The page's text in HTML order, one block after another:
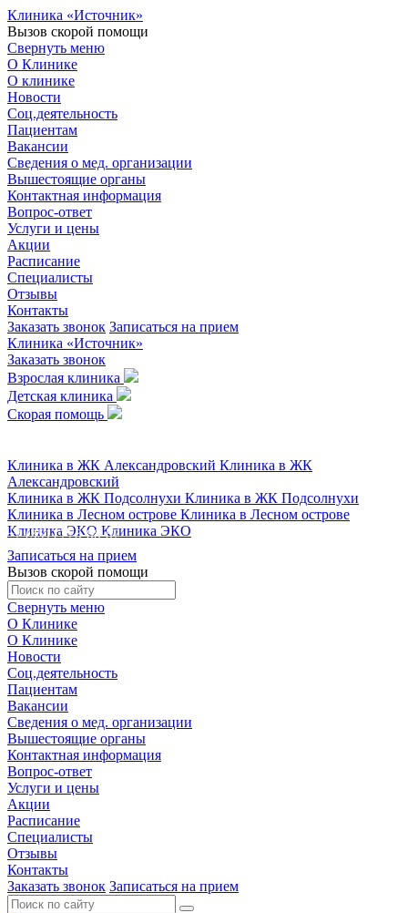
Клиника «Источник»
Вызов скорой помощи
Свернуть меню
О Клинике
О клинике
Новости
Соц.деятельность
Пациентам
Вакансии
Сведения о мед. организации
Вышестоящие органы
Контактная информация
Вопрос-ответ
Услуги и цены
Акции
Расписание
Специалисты
Отзывы
Контакты
Заказать звонок Записаться на прием
Клиника «Источник»
Заказать звонок
Взрослая клиника
Детская клиника
Скорая помощь
Клиника в ЖК Александровский Клиника в ЖК
Александровский
Клиника в ЖК Подсолнухи Клиника в ЖК Подсолнухи
Клиника в Лесном острове Клиника в Лесном острове
Клиника ЭКО Клиника ЭКО
+7 (351) 778-88-87
Записаться на прием
Вызов скорой помощи
Свернуть меню
О Клинике
О Клинике
Новости
Соц.деятельность
Пациентам
Вакансии
Сведения о мед. организации
Вышестоящие органы
Контактная информация
Вопрос-ответ
Услуги и цены
Акции
Расписание
Специалисты
Отзывы
Контакты
Заказать звонок Записаться на прием